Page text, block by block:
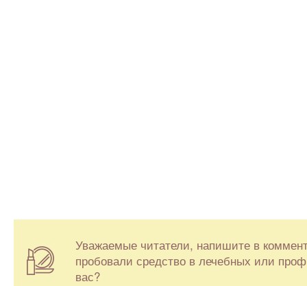
Уважаемые читатели, напишите в
пробовали средство в лечебных или
вас?